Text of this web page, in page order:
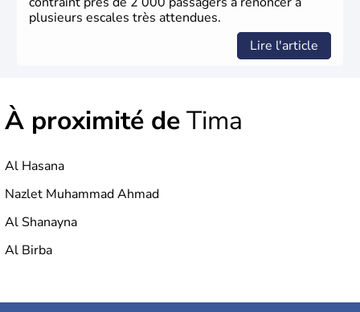
plusieurs escales très attendues.
Lire l'article
À proximité deTima
Al Hasana
Nazlet Muhammad Ahmad
Al Shanayna
Al Birba